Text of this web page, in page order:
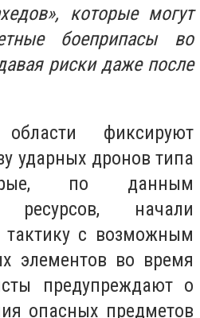
которые могут
боеприпасы во
риски даже после
фиксируют
ударных дронов типа
по данным
ресурсов, начали
с возможным
элементов во время
предупреждают о
опасных предметов